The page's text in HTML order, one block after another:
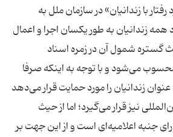
با زندانیان» در سازمان ملل به
زندانیان به طور یکسان اجرا و اعمال
شمول آن در زمره اسناد
می‌شود و با توجه به اینکه صرفا
زندانیان را مورد حمایت قرار می‌دهد
نیز قرار می‌گیرد؛ اما از حیث
جنبه اعلامیه‌ای است و از این جهت بر